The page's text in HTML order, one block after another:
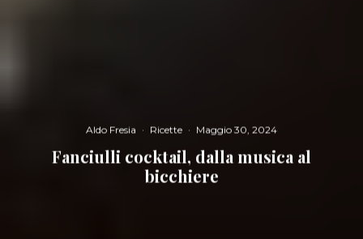
Aldo Fresia · Ricette · Maggio 30, 2024
Fanciulli cocktail, dalla musica al
bicchiere